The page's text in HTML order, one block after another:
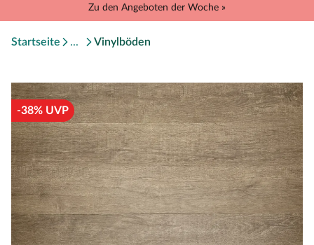
Zu den Angeboten der Woche »
Startseite Vinylböden
-38% UVP